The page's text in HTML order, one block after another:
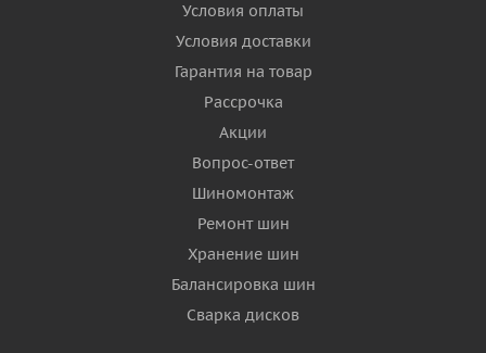
Условия оплаты
Условия доставки
Гарантия на товар
Рассрочка
Акции
Вопрос-ответ
Шиномонтаж
Ремонт шин
Хранение шин
Балансировка шин
Сварка дисков